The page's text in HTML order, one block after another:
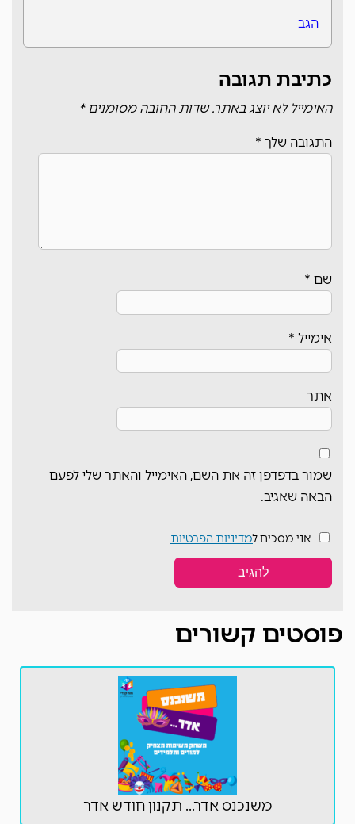
הגב
כתיבת תגובה
האימייל לא יוצג באתר. שדות החובה מסומנים*
התגובה שלך *
שם *
אימייל *
אתר
שמור בדפדפן זה את השם, האימייל והאתר שלי לפעם
הבאה שאגיב.
אני מסכים למדיניות הפרטיות
פוסטים קשורים
משנכנס אדר... תקנון חודש אדר